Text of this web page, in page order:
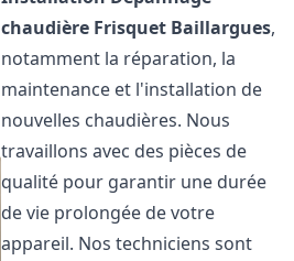
chaudière Frisquet Baillargues,
notamment la réparation, la
maintenance et l'installation de
nouvelles chaudières. Nous
travaillons avec des pièces de
qualité pour garantir une durée
de vie prolongée de votre
appareil. Nos techniciens sont